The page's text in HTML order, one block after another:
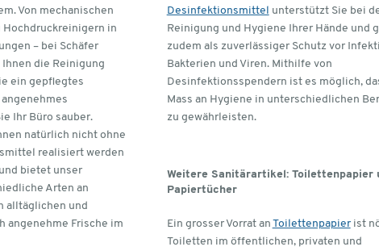
Von mechanischen
Hochdruckreinigern in
– bei Schäfer
Ihnen die Reinigung
ein gepflegtes
Ihr Büro sauber.
natürlich nicht ohne
realisiert werden
bietet unser
Arten an
alltäglichen und
angenehme Frische im
Desinfektionsmittel unterstützt Sie bei
Reinigung und Hygiene Ihrer Hände und
zudem als zuverlässiger Schutz vor
Bakterien und Viren. Mithilfe von
Desinfektionsspendern ist es möglich,
Mass an Hygiene in unterschiedlichen
zu gewährleisten.
Weitere Sanitärartikel: Toilettenpapier
Papiertücher
Ein grosser Vorrat an Toilettenpapierist
Toiletten im öffentlichen, privaten und